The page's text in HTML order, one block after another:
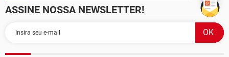
ASSINE NOSSA NEWSLETTER!